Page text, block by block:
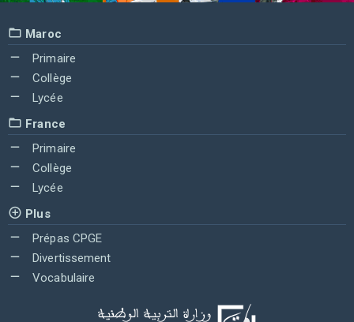
Maroc
Primaire
Collège
Lycée
France
Primaire
Collège
Lycée
Plus
Prépas CPGE
Divertissement
Vocabulaire